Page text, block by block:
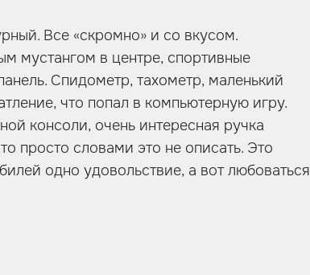
Все «скромно» и со вкусом.
мустангом в центре, спортивные
Спидометр, тахометр, маленький
что попал в компьютерную игру.
консоли, очень интересная ручка
просто словами это не описать. Это
одно удовольствие, а вот любоваться